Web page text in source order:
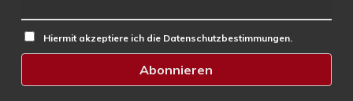
Hiermit akzeptiere ich die Datenschutzbestimmungen.